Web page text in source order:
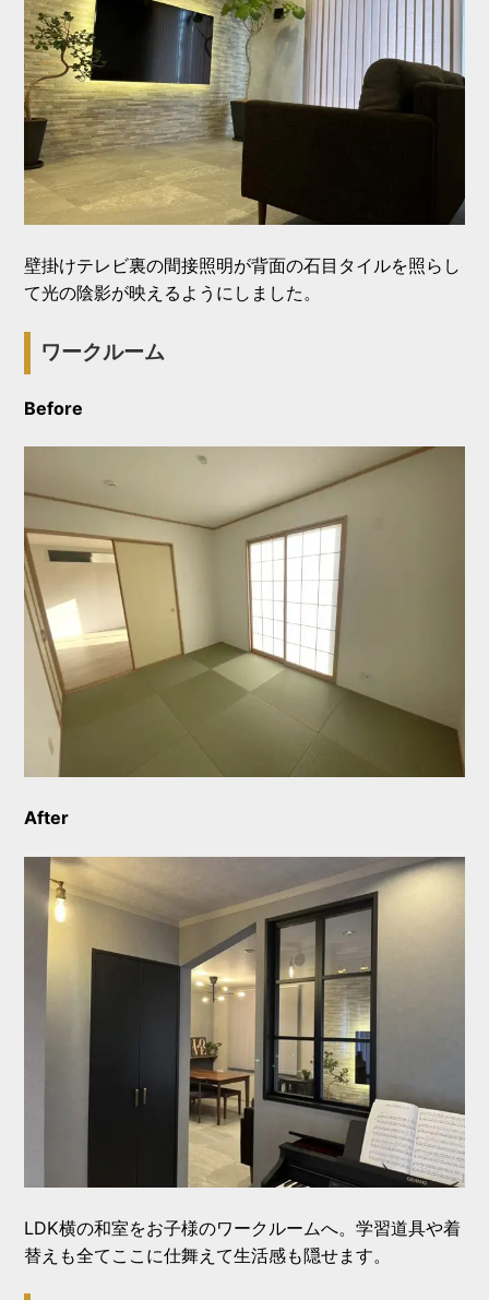
壁掛けテレビ裏の間接照明が背面の石目タイルを照らし
て光の陰影が映えるようにしました。
ワークルーム
Before
After
LDK横の和室をお子様のワークルームへ。学習道具や着
替えも全てここに仕舞えて生活感も隠せます。